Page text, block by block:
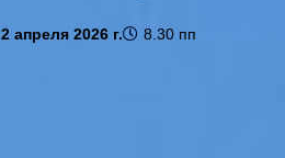
2 апреля 2026 г. 8.30 пп